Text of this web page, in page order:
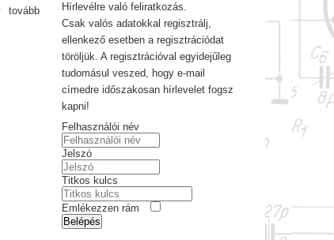
tovább
Hírlevélre való feliratkozás.
Csak valós adatokkal regisztrálj,
ellenkező esetben a regisztrációdat
töröljük. A regisztrációval egyidejűleg
tudomásul veszed, hogy e-mail
címedre időszakosan hírlevelet fogsz
kapni!
Felhasználói név
Jelszó
Titkos kulcs
Emlékezzen rám
Belépés